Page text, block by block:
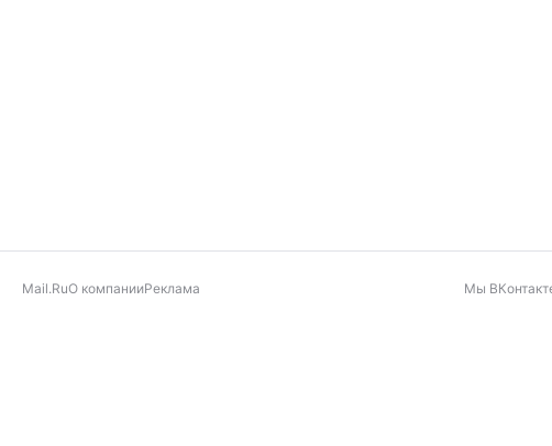
Mail.RuО компанииРеклама Мы